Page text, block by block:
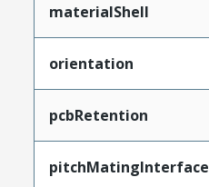
materialShell
orientation
pcbRetention
pitchMatingInterface